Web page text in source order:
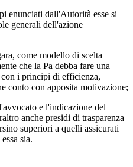
enunciati dall'Autorità esse si
generali dell'azione
come modello di scelta
che la Pa debba fare una
con i principi di efficienza,
conto con apposita motivazione;
e l'indicazione del
anche presidi di trasparenza
superiori a quelli assicurati
sia.